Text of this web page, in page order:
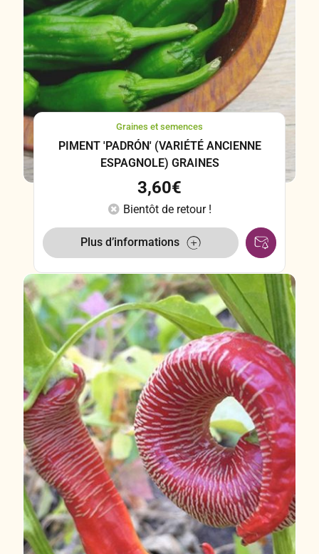
Graines et semences
PIMENT 'PADRÓN' (VARIÉTÉ ANCIENNE
ESPAGNOLE) GRAINES
3,60€
Bientôt de retour !
Plus d’informations